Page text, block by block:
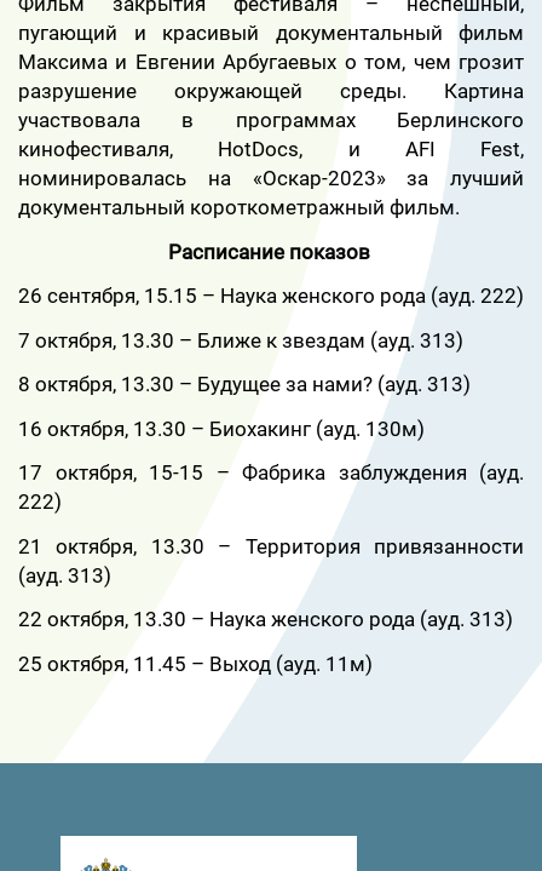
пугающий и красивый документальный фильм
Максима и Евгении Арбугаевых о том, чем грозит
разрушение окружающей среды. Картина
участвовала в программах Берлинского
кинофестиваля, HotDocs, и AFI Fest,
номинировалась на «Оскар-2023» за лучший
документальный короткометражный фильм.
Расписание показов
26 сентября, 15.15 – Наука женского рода (ауд. 222)
7 октября, 13.30 – Ближе к звездам (ауд. 313)
8 октября, 13.30 – Будущее за нами? (ауд. 313)
16 октября, 13.30 – Биохакинг (ауд. 130м)
17 октября, 15-15 – Фабрика заблуждения (ауд.
222)
21 октября, 13.30 – Территория привязанности
(ауд. 313)
22 октября, 13.30 – Наука женского рода (ауд. 313)
25 октября, 11.45 – Выход (ауд. 11м)